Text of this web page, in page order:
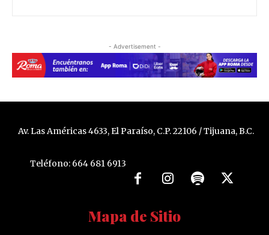
- Advertisement -
Av. Las Américas 4633, El Paraíso, C.P. 22106 / Tijuana, B.C.
Teléfono: 664 681 6913
Mapa de Sitio